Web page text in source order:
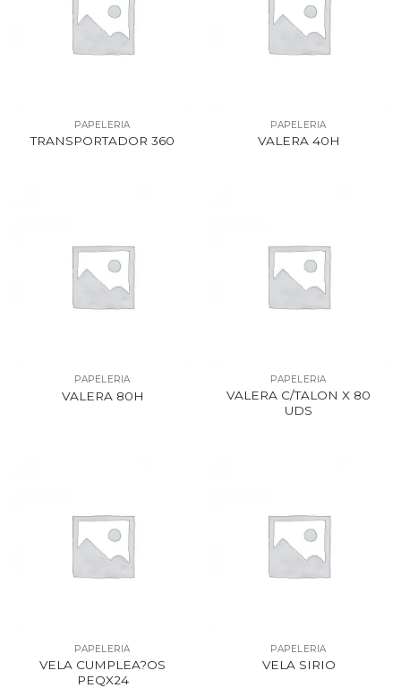
PAPELERIA
TRANSPORTADOR 360
PAPELERIA
VALERA 40H
PAPELERIA
VALERA 80H
PAPELERIA
VALERA C/TALON X 80
UDS
PAPELERIA
VELA CUMPLEA?OS
PEQX24
PAPELERIA
VELA SIRIO